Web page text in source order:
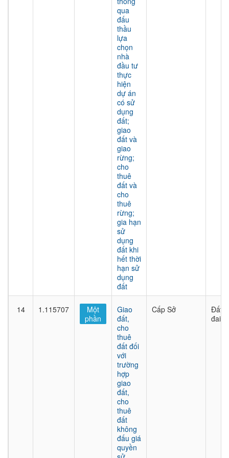
qua
đấu
thầu
lựa
chọn
nhà
đầu tư
thực
hiện
dự án
có sử
dụng
đất;
giao
đất và
giao
rừng;
cho
thuê
đất và
cho
thuê
rừng;
gia hạn
sử
dụng
đất khi
hết thời
hạn sử
dụng
đất
14 1.115707
Một
phần
Giao
đất,
cho
thuê
đất đối
với
trường
hợp
giao
đất,
cho
thuê
đất
không
đấu giá
quyền
Cấp Sở
Đất
đai